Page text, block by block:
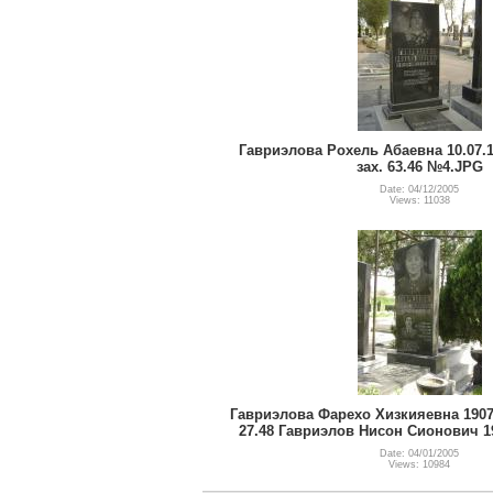
Гавриэлова Рохель Абаевна
зах. 63.46 №4.JPG
Date: 04/12/2005
Views: 11038
Гавриэлова Фарехо Хизкияевна
27.48 Гавриэлов Нисон Сионович
Date: 04/01/2005
Views: 10984